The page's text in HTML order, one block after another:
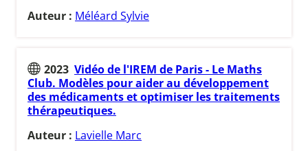
Auteur : Méléard Sylvie
2023 Vidéo de l'IREM de Paris - Le Maths
Club. Modèles pour aider au développement
des médicaments et optimiser les traitements
thérapeutiques.
Auteur : Lavielle Marc